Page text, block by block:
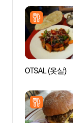
OTSAL (옷살)